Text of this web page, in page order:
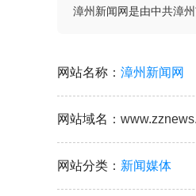
漳州新闻网是由中共漳
网站名称 ： 漳州新闻网
网站域名 ：
网站分类 ： 新闻媒体